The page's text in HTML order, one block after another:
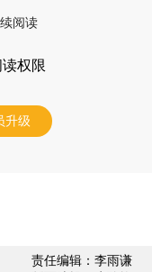
阅读
权限
升级
责任编辑：李雨谦